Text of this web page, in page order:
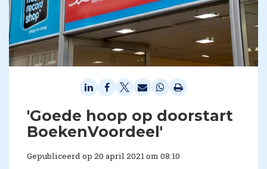
'Goede hoop op doorstart
BoekenVoordeel'
Gepubliceerd op 20 april 2021 om 08:10